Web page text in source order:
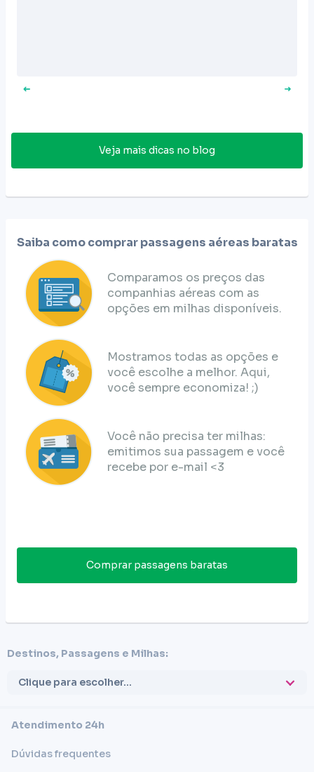
Veja mais dicas no blog
Saiba como comprar passagens aéreas baratas
Comparamos os preços das
companhias aéreas com as
opções em milhas disponíveis.
Mostramos todas as opções e
você escolhe a melhor. Aqui,
você sempre economiza! ;)
Você não precisa ter milhas:
emitimos sua passagem e você
recebe por e-mail <3
Comprar passagens baratas
Destinos, Passagens e Milhas:
Clique para escolher...
Atendimento 24h
Dúvidas frequentes